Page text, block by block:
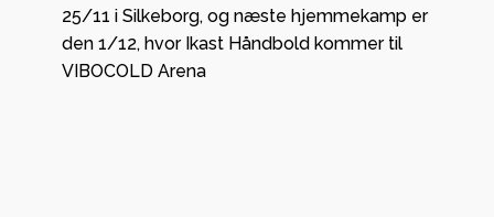
25/11 i Silkeborg, og næste hjemmekamp er
den 1/12, hvor Ikast Håndbold kommer til
VIBOCOLD Arena